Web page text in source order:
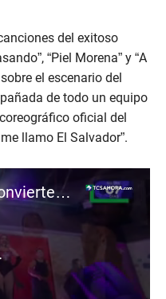
del exitoso
“Piel Morena” y “A
el escenario del
de todo un equipo
oficial del
llamo El Salvador”.
¡Larissa Graniello se convierte en Thalía!